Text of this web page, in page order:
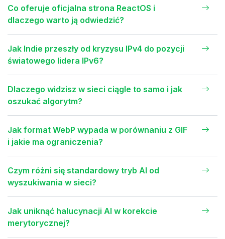
Co oferuje oficjalna strona ReactOS i
dlaczego warto ją odwiedzić?
Jak Indie przeszły od kryzysu IPv4 do pozycji
światowego lidera IPv6?
Dlaczego widzisz w sieci ciągle to samo i jak
oszukać algorytm?
Jak format WebP wypada w porównaniu z GIF
i jakie ma ograniczenia?
Czym różni się standardowy tryb AI od
wyszukiwania w sieci?
Jak uniknąć halucynacji AI w korekcie
merytorycznej?